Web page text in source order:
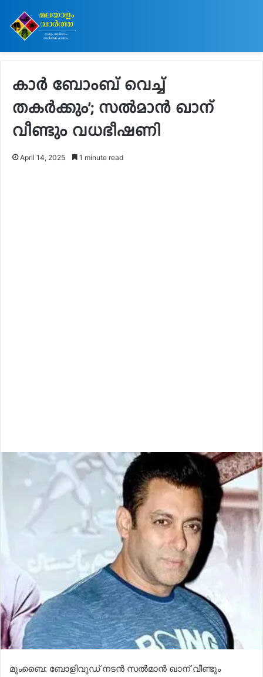
കാർ ബോംബ് വെച്ച്
തകർക്കും’; സല്‍മാന്‍ ഖാന്
വീണ്ടും വധഭീഷണി
April 14, 2025 1 minute read
മുംബൈ: ബോളിവുഡ് നടന്‍ സല്‍മാന്‍ ഖാന് വീണ്ടും